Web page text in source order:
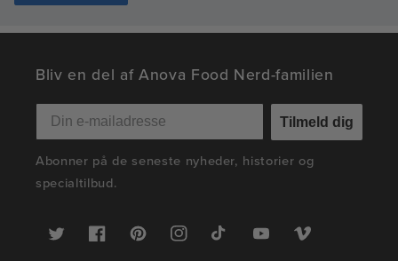
Bliv en del af Anova Food Nerd-familien
Tilmeld dig
Abonner på de seneste nyheder, historier og
specialtilbud.
Twitter FacebookPinterestInstagramTikTok YouTubeVimeo